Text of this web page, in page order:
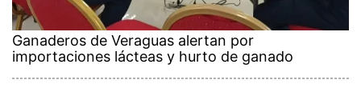
Ganaderos de Veraguas alertan por
importaciones lácteas y hurto de ganado